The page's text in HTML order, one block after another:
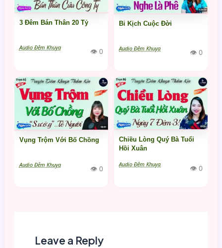
3 Đêm Bán Thân 20 Tỷ
Audio Đêm Khuya 👁 0
Bi Kịch Cuộc Đời
Audio Đêm Khuya 👁 0
Vụng Trộm Với Bố Chồng
Audio Đêm Khuya 👁 0
Chiều Lòng Quý Bà Tuổi
Hồi Xuân
Audio Đêm Khuya 👁 0
Leave a Reply